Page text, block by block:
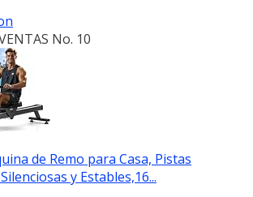
No. 10
de Remo para Casa, Pistas
y Estables,16...